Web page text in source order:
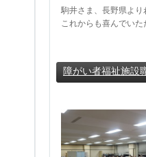
駒井さま、長野県よ
これからも喜んでい
障がい者福祉施設